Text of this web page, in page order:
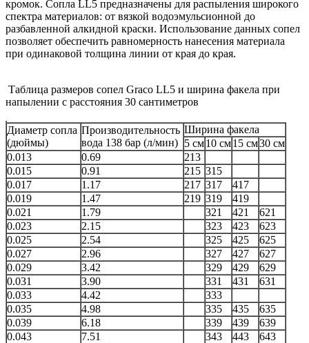
кромок. Сопла LL5 предназначены для распыления широкого
спектра материалов: от вязкой водоэмульсионной до
разбавленной алкидной краски. Использование данных сопел
позволяет обеспечить равномерность нанесения материала
при одинаковой толщина линии от края до края.
Таблица размеров сопел Graco LL5 и ширина факела при
напылении с расстояния 30 сантиметров
Диаметр сопла
(дюймы)
Производительность
вода 138 бар (л/мин)
Ширина факела
5 см10 см15 см30 см
0.013
0.69
213
0.015
0.91 215 315
0.017
1.17 217 317
417
0.019
1.47 219 319
419
0.021
1.79 321 421
621
0.023
2.15 323 423
623
0.025
2.54 325 425
625
0.027
2.96 327 427
627
0.029
3.42 329 429
629
0.031
3.90 331 431
631
0.033
4.42
333
0.035
4.98 335 435
635
0.039
6.18 339 439
639
0.043
7.51 343 443
643